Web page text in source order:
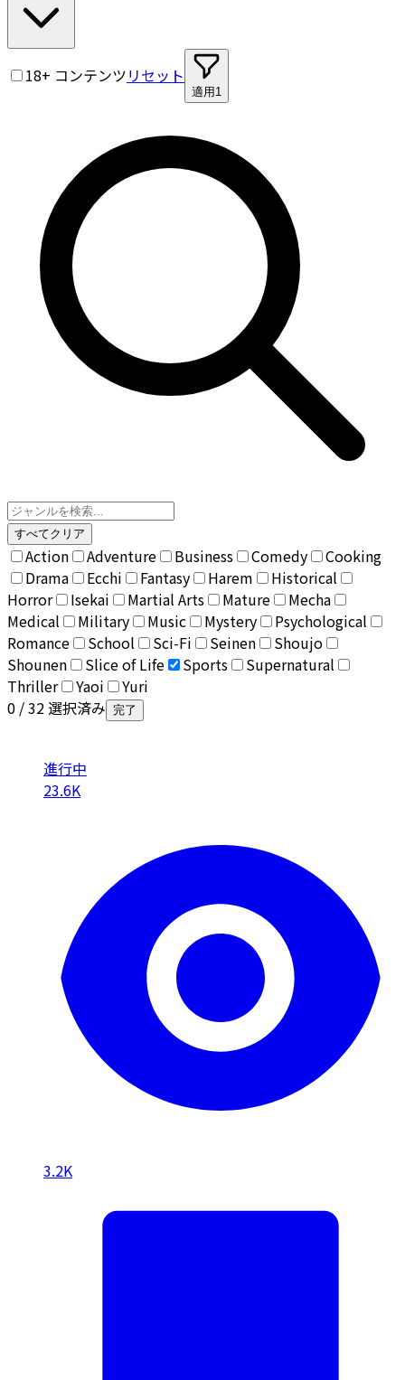
18+ コンテンツリセット
適用 1
すべてクリア
Action Adventure Business Comedy
Cooking
Drama
Ecchi Fantasy Harem
Historical
Horror
Isekai Martial Arts Mature
Mecha
Medical
Military Music Mystery
Psychological
Romance
School Sci-Fi Seinen
Shoujo
Shounen
Slice of Life Sports
Supernatural
Thriller
Yaoi
Yuri
0 / 32 選択済み 完了
進行中
23.6K
3.2K